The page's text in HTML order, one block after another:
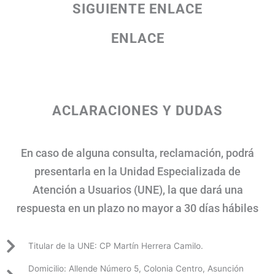
SIGUIENTE ENLACE
ENLACE
ACLARACIONES Y DUDAS
En caso de alguna consulta, reclamación, podrá
presentarla en la Unidad Especializada de
Atención a Usuarios (UNE), la que dará una
respuesta en un plazo no mayor a 30 días hábiles
Titular de la UNE: CP Martín Herrera Camilo.
Domicilio: Allende Número 5, Colonia Centro, Asunción